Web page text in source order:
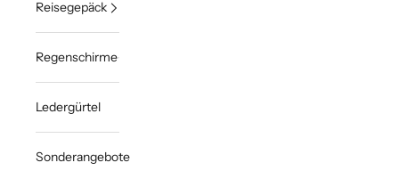
Reisegepäck
Regenschirme
Ledergürtel
Sonderangebote